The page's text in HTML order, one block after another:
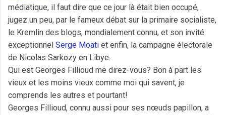
médiatique, il faut dire que ce jour là était bien occupé,
jugez un peu, par le fameux débat sur la primaire socialiste,
le Kremlin des blogs, mondialement connu, et son invité
exceptionnel Serge Moati et enfin, la campagne électorale
de Nicolas Sarkozy en Libye.
Qui est Georges Fillioud me direz-vous? Bon à part les
vieux et les moins vieux comme moi qui savent, je
comprends les autres et pourtant!
Georges Fillioud, connu aussi pour ses nœuds papillon, a